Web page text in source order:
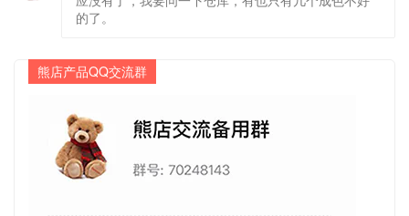
的了。
熊店产品QQ交流群